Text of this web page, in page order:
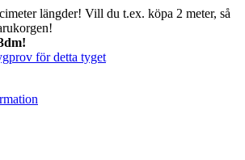
längder! Vill du t.ex. köpa 2 meter, så
för detta tyget